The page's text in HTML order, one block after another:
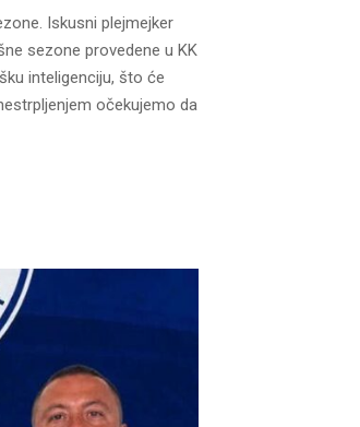
Iskusni plejmejker
sezone provedene u KK
inteligenciju, što će
očekujemo da